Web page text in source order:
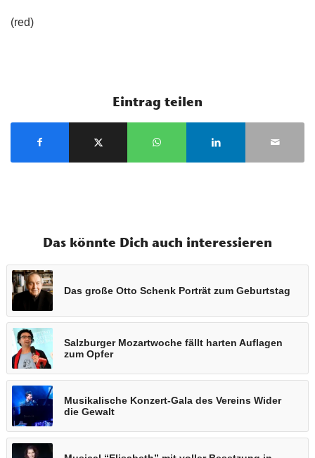
(red)
Eintrag teilen
Das könnte Dich auch interessieren
Das große Otto Schenk Porträt zum Geburtstag
Salzburger Mozartwoche fällt harten Auflagen
zum Opfer
Musikalische Konzert-Gala des Vereins Wider
die Gewalt